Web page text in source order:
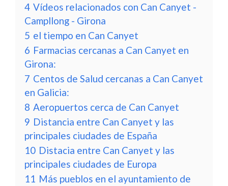
4 Vídeos relacionados con Can Canyet -
Campllong - Girona
5 el tiempo en Can Canyet
6 Farmacias cercanas a Can Canyet en
Girona:
7 Centos de Salud cercanas a Can Canyet
en Galicia:
8 Aeropuertos cerca de Can Canyet
9 Distancia entre Can Canyet y las
principales ciudades de España
10 Distacia entre Can Canyet y las
principales ciudades de Europa
11 Más pueblos en el ayuntamiento de